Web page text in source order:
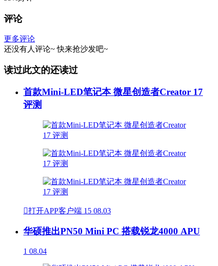
评论
更多评论
还没有人评论~ 快来抢沙发吧~
读过此文的还读过
首款Mini-LED笔记本 微星创造者Creator 17
评测
打开APP客户端 15 08.03
华硕推出PN50 Mini PC 搭载锐龙4000 APU
1 08.04